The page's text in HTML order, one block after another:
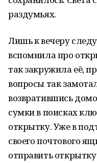
раздумьях.
Лишь к вечеру
вспомнила про
так закружила её,
вопросы так
возвратившись
сумки в поисках
открытку. Уже в
своего почтового
отправить